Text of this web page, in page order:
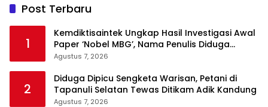
Post Terbaru
1
Kemdiktisaintek Ungkap Hasil Investigasi Awal
Paper ‘Nobel MBG’, Nama Penulis Diduga
Dicantumkan Tanpa Persetujuan
Agustus 7, 2026
2
Diduga Dipicu Sengketa Warisan, Petani di
Tapanuli Selatan Tewas Ditikam Adik Kandung
Agustus 7, 2026